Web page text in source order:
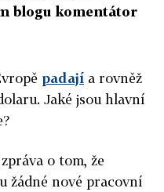
blogu komentátor
padají a rovněž
Jaké jsou hlavní
o tom, že
žádné nové pracovní